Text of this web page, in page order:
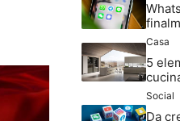
Casa
5
Social
Da